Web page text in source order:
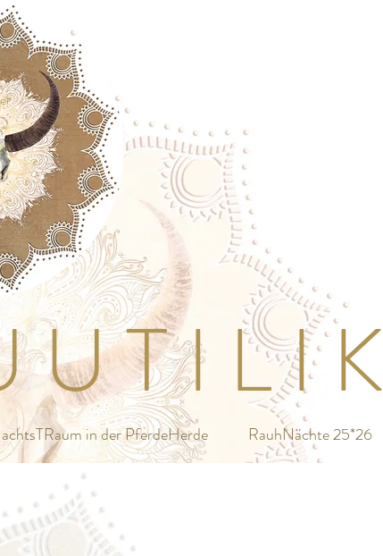
T I L I K
in der PferdeHerde RauhNächte 25*26